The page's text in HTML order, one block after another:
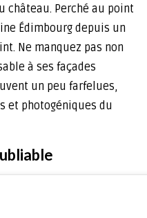
château. Perché au point
Édimbourg depuis un
Ne manquez pas non
à ses façades
un peu farfelues,
et photogéniques du